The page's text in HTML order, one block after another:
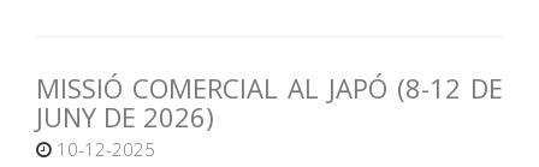
MISSIÓ COMERCIAL AL JAPÓ (8-12 DE
JUNY DE 2026)
10-12-2025